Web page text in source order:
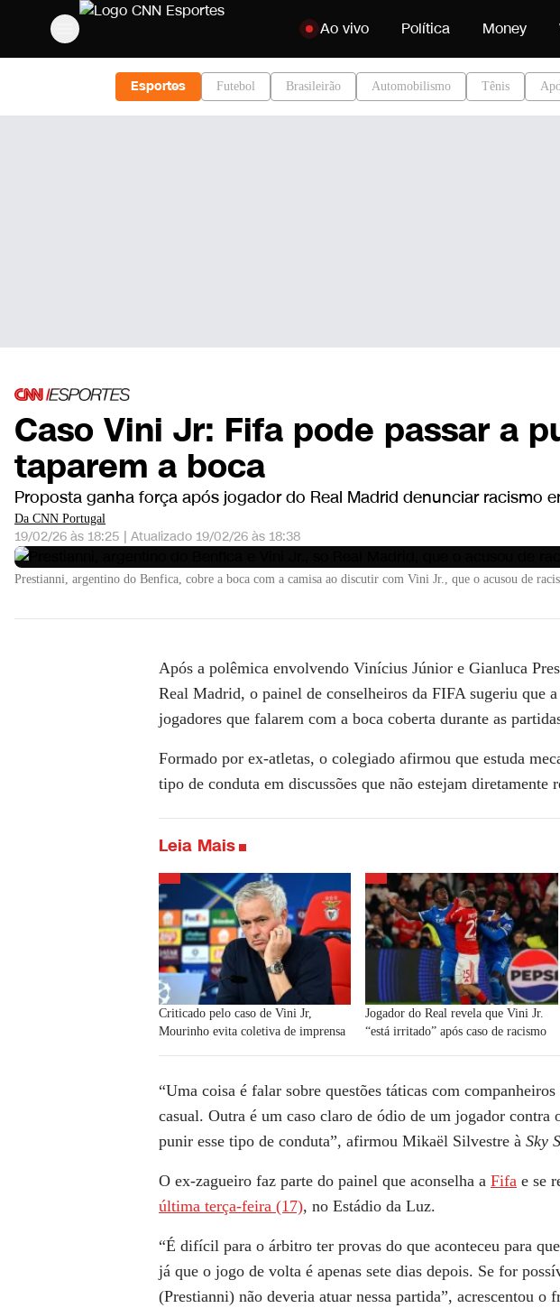
Pular para o conteúdo
Ao vivo Política Money
Esportes Futebol Brasileirão Automobilismo Tênis
Caso Vini Jr: Fifa pode passar a
taparem a boca
Proposta ganha força após jogador do Real Madrid denunciar racismo
Da CNN Portugal
19/02/26 às 18:25 | Atualizado 19/02/26 às 18:38
Prestianni, argentino do Benfica, cobre a boca com a camisa ao discutir com Vini Jr., que o acusou de
Após a polêmica envolvendo Vinícius Júnior e Gianluca
Real Madrid, o painel de conselheiros da FIFA sugeriu que
jogadores que falarem com a boca coberta durante as
Formado por ex-atletas, o colegiado afirmou que estuda
tipo de conduta em discussões que não estejam diretamente
Leia Mais
Criticado pelo caso de Vini Jr,
Mourinho evita coletiva de imprensa
Jogador do Real revela que Vini Jr.
“está irritado” após caso de racismo
“Uma coisa é falar sobre questões táticas com
casual. Outra é um caso claro de ódio de um jogador contra
punir esse tipo de conduta”, afirmou Mikaël Silvestre à Sky
O ex-zagueiro faz parte do painel que aconselha a Fifa e se
última terça-feira (17), no Estádio da Luz.
“É difícil para o árbitro ter provas do que aconteceu para
já que o jogo de volta é apenas sete dias depois. Se for
(Prestianni) não deveria atuar nessa partida”, acrescentou o